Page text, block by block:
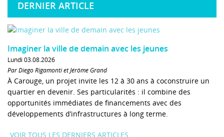
DERNIER ARTICLE
Imaginer la ville de demain avec les jeunes
Lundi 03.08.2026
Par Diego Rigamonti et Jérôme Grand
À Carouge, un projet invite les 12 à 30 ans à coconstruire un
quartier en devenir. Ses particularités : il combine des
opportunités immédiates de financements avec des
développements d’infrastructures à long terme.
VOIR TOUS LES DERNIERS ARTICLES